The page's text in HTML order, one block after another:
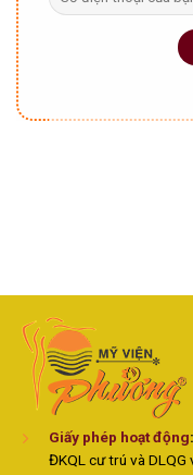
Giấy phép hoạt động:
ĐKQL cư trú và DLQG